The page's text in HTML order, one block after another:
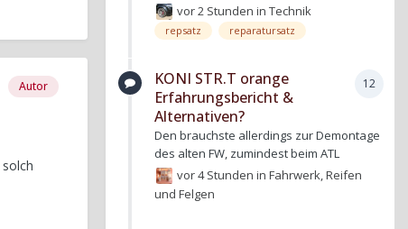
Autor
vor 2 Stunden inTechnik
repsatz reparatursatz
12
KONI STR.T orange
Erfahrungsbericht &
Alternativen?
Den brauchste allerdings zur Demontage
des alten FW, zumindest beim ATL
vor 4 Stunden inFahrwerk, Reifen
und Felgen